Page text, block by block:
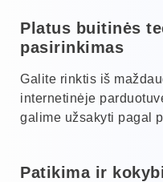
Platus buitinės
pasirinkimas
Galite rinktis iš
internetinėje
galime užsakyti pagal
Patikima ir